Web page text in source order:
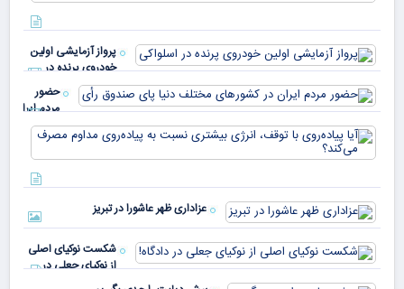
پرواز آزمایشی اولین
خودروی پرنده در
اسلواکی
حضور
مردم ایران
در
کشورهای
مختلف
دنیا پای
صندوق
عزاداری ظهر عاشورا در تبریز
شکست نوکیای اصلی
از نوکیای جعلی در
دادگاه!